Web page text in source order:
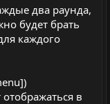
два раунда,
будет брать
каждого
отображаться в